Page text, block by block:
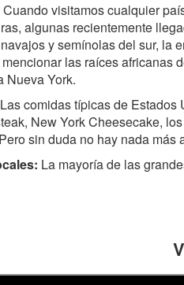
Cuando visitamos cualquier
algunas recientemente
y semínolas del sur,
las raíces africanas
Nueva York.
Las comidas típicas de
New York Cheesecake,
sin duda no hay nada
La mayoría de las